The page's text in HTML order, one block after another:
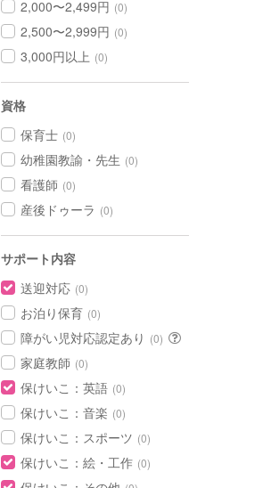
2,000〜2,499円 (0)
2,500〜2,999円 (0)
3,000円以上 (0)
資格
保育士 (0)
幼稚園教諭・先生 (0)
看護師 (0)
産後ドゥーラ (0)
サポート内容
送迎対応 (0)
お泊り保育 (0)
障がい児対応認定あり (0)
家庭教師 (0)
保けいこ：英語 (0)
保けいこ：音楽 (0)
保けいこ：スポーツ (0)
保けいこ：絵・工作 (0)